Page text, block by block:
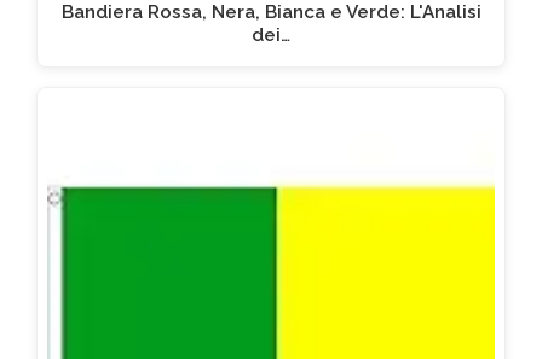
Bandiera Rossa, Nera, Bianca e Verde: L'Analisi
dei…